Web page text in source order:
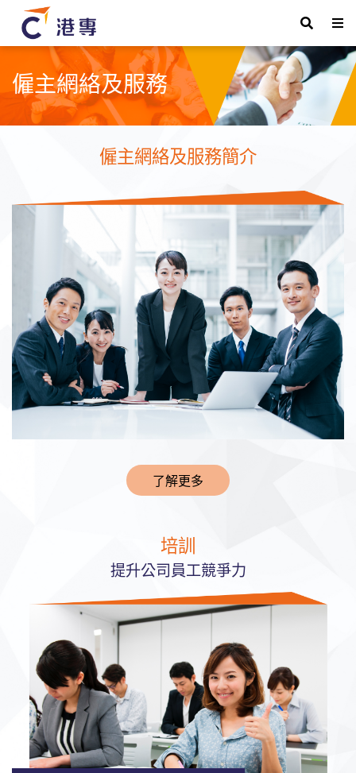
僱主網絡及服務
僱主網絡及服務簡介
了解更多
培訓
提升公司員工競爭力